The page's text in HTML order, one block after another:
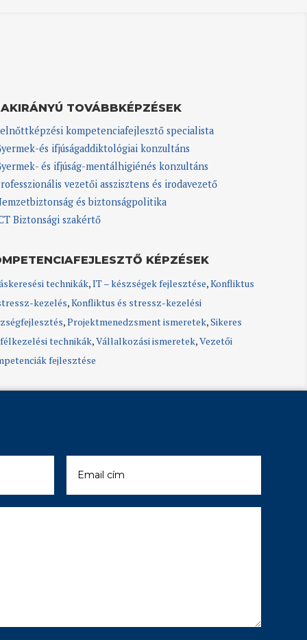
TOVÁBBKÉPZÉSEK
kompetenciafejlesztő specialista
és ifjúságaddiktológiai konzultáns
és ifjúság-mentálhigiénés konzultáns
vezetői asszisztens és irodavezető
és biztonságpolitika
Biztonsági szakértő
KÉPZÉSEK
technikák,IT – készségek fejlesztése,Konfliktus
kezelés,Konfliktus és stressz-kezelési
,Projektmenedzsment ismeretek,Sikeres
technikák,Vállalkozási ismeretek,Vezetői
fejlesztése